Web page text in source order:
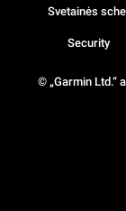
© „Garmin Ltd.“
Svetainės
Security